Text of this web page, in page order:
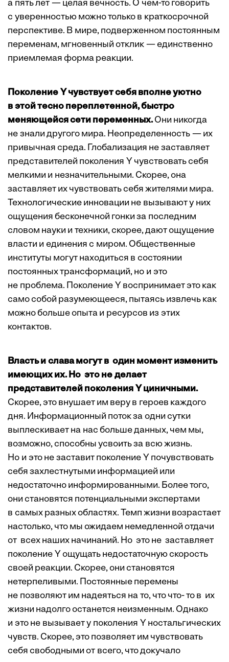
а пять лет — целая вечность. О чем-то говорить
с уверенностью можно только в краткосрочной
перспективе. В мире, подверженном постоянным
переменам, мгновенный отклик — единственно
приемлемая форма реакции.
Поколение Y чувствует себя вполне уютно
в этой тесно переплетенной, быстро
меняющейся сети переменных.Они никогда
не знали другого мира. Неопределенность — их
привычная среда. Глобализация не заставляет
представителей поколения Y чувствовать себя
мелкими и незначительными. Скорее, она
заставляет их чувствовать себя жителями мира.
Технологические инновации не вызывают у них
ощущения бесконечной гонки за последним
словом науки и техники, скорее, дают ощущение
власти и единения с миром. Общественные
институты могут находиться в состоянии
постоянных трансформаций, но и это
не проблема. Поколение Y воспринимает это как
само собой разумеющееся, пытаясь извлечь как
можно больше опыта и ресурсов из этих
контактов.
Власть и слава могут в один момент изменить
имеющих их. Но это не делает
представителей поколения Y циничными.
Скорее, это внушает им веру в героев каждого
дня. Информационный поток за одни сутки
выплескивает на нас больше данных, чем мы,
возможно, способны усвоить за всю жизнь.
Но и это не заставит поколение Y почувствовать
себя захлестнутыми информацией или
недостаточно информированными. Более того,
они становятся потенциальными экспертами
в самых разных областях. Темп жизни возрастает
настолько, что мы ожидаем немедленной отдачи
от всех наших начинаний. Но это не заставляет
поколение Y ощущать недостаточную скорость
своей реакции. Скорее, они становятся
нетерпеливыми. Постоянные перемены
не позволяют им надеяться на то, что что- то в их
жизни надолго останется неизменным. Однако
и это не вызывает у поколения Y ностальгических
чувств. Скорее, это позволяет им чувствовать
себя свободными от всего, что докучало